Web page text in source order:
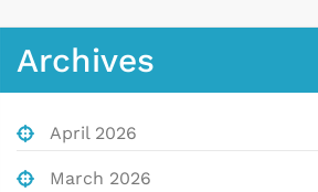
Archives
April 2026
March 2026